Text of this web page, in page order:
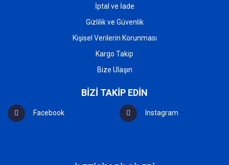
İptal ve İade
Gizlilik ve Güvenlik
Kişisel Verilerin Korunması
Kargo Takip
Bize Ulaşın
BİZİ TAKİP EDİN
Facebook Instagram